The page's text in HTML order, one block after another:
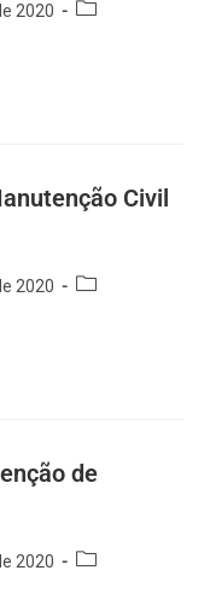
2020
Civil
2020
de
2020